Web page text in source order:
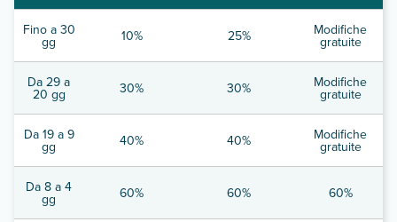
Fino a 30
gg 10% 25% Modifiche
gratuite
Da 29 a
20 gg 30% 30% Modifiche
gratuite
Da 19 a 9
gg 40% 40% Modifiche
gratuite
Da 8 a 4
gg 60% 60% 60%